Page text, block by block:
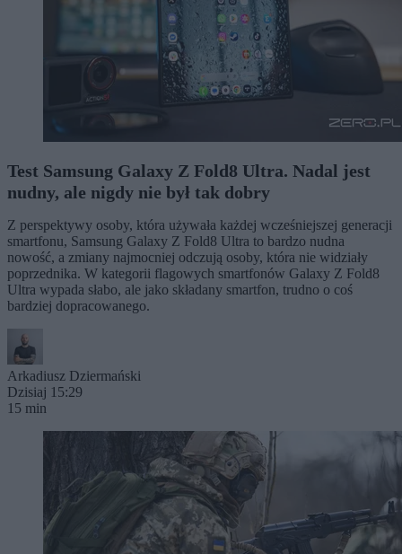
Test Samsung Galaxy Z Fold8 Ultra. Nadal jest
nudny, ale nigdy nie był tak dobry
Z perspektywy osoby, która używała każdej wcześniejszej generacji
smartfonu, Samsung Galaxy Z Fold8 Ultra to bardzo nudna
nowość, a zmiany najmocniej odczują osoby, która nie widziały
poprzednika. W kategorii flagowych smartfonów Galaxy Z Fold8
Ultra wypada słabo, ale jako składany smartfon, trudno o coś
bardziej dopracowanego.
Arkadiusz Dziermański
Dzisiaj 15:29
15 min